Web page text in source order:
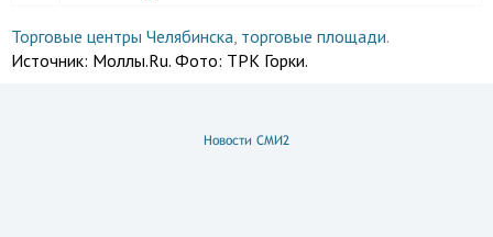
Торговые центры Челябинска, торговые площади.
Источник: Моллы.Ru. Фото: ТРК Горки.
Новости СМИ2